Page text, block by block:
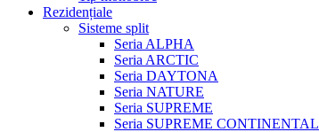
Rezidențiale
Sisteme split
Seria ALPHA
Seria ARCTIC
Seria DAYTONA
Seria NATURE
Seria SUPREME
Seria SUPREME CONTINENTAL